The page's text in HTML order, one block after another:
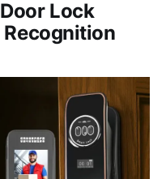
Lock
Recognition